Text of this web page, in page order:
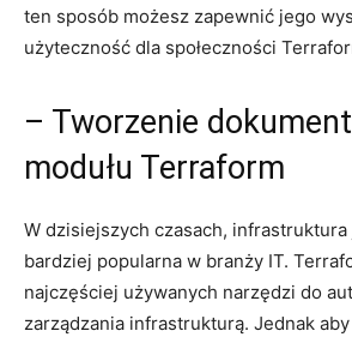
ten sposób możesz ⁢zapewnić jego
użyteczność ⁢dla ‍społeczności
– Tworzenie
modułu ​Terraform
W⁣ dzisiejszych czasach,
bardziej⁤ popularna w branży IT.
najczęściej używanych narzędzi do
zarządzania infrastrukturą. Jednak‍